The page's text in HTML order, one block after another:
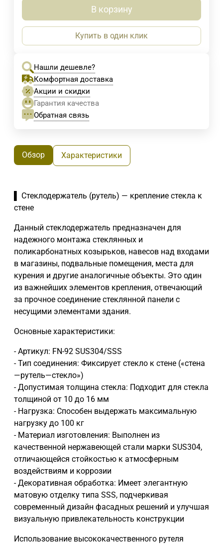
В корзину
Купить в один клик
Нашли дешевле?
Комфортная доставка
Акции и скидки
Гарантия качества
Обратная связь
Обзор Характеристики
▌ Стеклодержатель (рутель) — крепление стекла к
стене
Данный стеклодержатель предназначен для
надежного монтажа стеклянных и
поликарбонатных козырьков, навесов над входами
в магазины, подвальные помещения, места для
курения и другие аналогичные объекты. Это один
из важнейших элементов крепления, отвечающий
за прочное соединение стеклянной панели с
несущими элементами здания.
Основные характеристики:
- Артикул: FN-92 SUS304/SSS
- Тип соединения: Фиксирует стекло к стене («стена
—рутель—стекло»)
- Допустимая толщина стекла: Подходит для стекла
толщиной от 10 до 16 мм
- Нагрузка: Способен выдержать максимальную
нагрузку до 100 кг
- Материал изготовления: Выполнен из
качественной нержавеющей стали марки SUS304,
отличающейся стойкостью к атмосферным
воздействиям и коррозии
- Декоративная обработка: Имеет элегантную
матовую отделку типа SSS, подчеркивая
современный дизайн фасадных решений и улучшая
визуальную привлекательность конструкции
Использование высококачественного рутеля